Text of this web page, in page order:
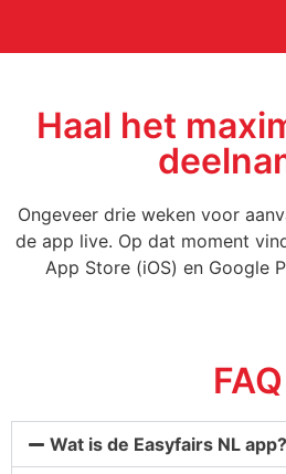
Haal het
Ongeveer drie weken voor
de app live. Op dat moment
App Store (iOS) en Google
FAQ
Wat is de Easyfairs NL app?